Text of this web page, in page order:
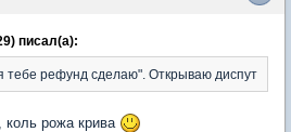
писал(а):
я тебе рефунд сделаю". Открываю диспут
коль рожа крива